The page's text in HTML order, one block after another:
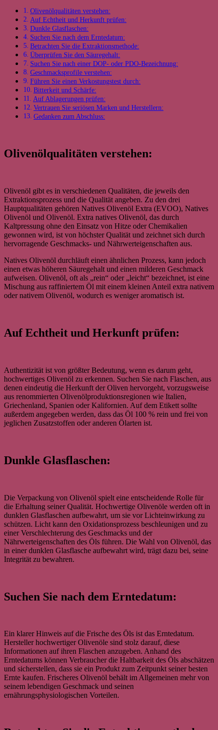
Olivenölqualitäten verstehen:
Auf Echtheit und Herkunft prüfen:
Dunkle Glasflaschen:
Suchen Sie nach dem Erntedatum:
Betrachten Sie die Extraktionsmethode:
Überprüfen Sie den Säuregehalt:
Suchen Sie nach einer DOP- oder PDO-Bezeichnung:
Geschmacksprofile verstehen:
Führen Sie einen Verkostungstest durch:
Bitterkeit und Schärfe:
Auf Ablagerungen prüfen:
Vertrauen Sie seriösen Marken und Herstellern:
Gedanken zum Abschluss:
Olivenölqualitäten verstehen:
Olivenöl gibt es in verschiedenen Qualitäten, die jeweils den
Extraktionsprozess und die Qualität angeben. Zu den drei
Hauptqualitäten gehören Natives Olivenöl Extra (EVOO), Natives
Olivenöl und Olivenöl. Extra natives Olivenöl, das durch
Kaltpressung ohne den Einsatz von Hitze oder Chemikalien
gewonnen wird, ist von höchster Qualität und zeichnet sich durch
hervorragende Geschmacks- und Nährwerteigenschaften aus.
Natives Olivenöl durchläuft einen ähnlichen Prozess, kann jedoch
einen etwas höheren Säuregehalt und einen milderen Geschmack
aufweisen. Olivenöl, oft als „rein“ oder „leicht“ bezeichnet, ist eine
Mischung aus raffiniertem Öl mit einem kleinen Anteil extra nativem
oder nativem Olivenöl, wodurch es weniger aromatisch ist.
Auf Echtheit und Herkunft prüfen:
Authentizität ist von größter Bedeutung, wenn es darum geht,
hochwertiges Olivenöl zu erkennen. Suchen Sie nach Flaschen, aus
denen eindeutig die Herkunft der Oliven hervorgeht, vorzugsweise
aus renommierten Olivenölproduktionsregionen wie Italien,
Griechenland, Spanien oder Kalifornien. Auf dem Etikett sollte
außerdem angegeben werden, dass das Öl 100 % rein und frei von
jeglichen Zusatzstoffen oder anderen Ölarten ist.
Dunkle Glasflaschen:
Die Verpackung von Olivenöl spielt eine entscheidende Rolle für
die Erhaltung seiner Qualität. Hochwertige Olivenöle werden oft in
dunklen Glasflaschen aufbewahrt, um sie vor Lichteinwirkung zu
schützen. Licht kann den Oxidationsprozess beschleunigen und zu
einer Verschlechterung des Geschmacks und der
Nährwerteigenschaften des Öls führen. Die Wahl von Olivenöl, das
in einer dunklen Glasflasche aufbewahrt wird, trägt dazu bei, seine
Integrität zu bewahren.
Suchen Sie nach dem Erntedatum:
Ein klarer Hinweis auf die Frische des Öls ist das Erntedatum.
Hersteller hochwertiger Olivenöle sind stolz darauf, diese
Informationen auf ihren Flaschen anzugeben. Anhand des
Erntedatums können Verbraucher die Haltbarkeit des Öls abschätzen
und sicherstellen, dass sie ein Produkt zum Zeitpunkt seiner besten
Ernte kaufen. Frischeres Olivenöl behält im Allgemeinen mehr von
seinem lebendigen Geschmack und seinen
ernährungsphysiologischen Vorteilen.